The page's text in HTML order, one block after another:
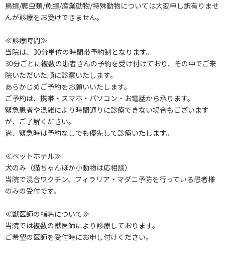
鳥類/爬虫類/魚類/産業動物/特殊動物については大変申し訳有りませ
んが診療をお受けできません。
≪診療時間≫
当院は、30分単位の時間帯予約制となります。
30分ごとに複数の患者さんの予約を受け付けており、その中でご来
院いただいた順に診察いたします。
あらかじめご予約をお願いいたします。
ご予約は、携帯・スマホ・パソコン・お電話から承ります。
緊急患者や混雑により時間通りに診療できない場合もございます
が、ご了解ください。
尚、緊急時は予約なしでも優先して診療いたします。
≪ペットホテル≫
犬のみ（猫ちゃんほか小動物は応相談）
当院で混合ワクチン、フィラリア・マダニ予防を行っている患者様
のみの受付です。
≪獣医師の指名について≫
当院では複数の獣医師により診療しております。
ご希望の医師を受付時にお申し付けください。